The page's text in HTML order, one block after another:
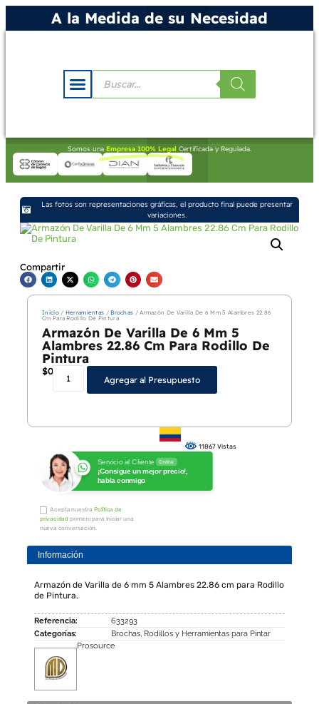
A la Medida de su Necesidad
Somos una Empresa 100% Legal Certificada y Regulada.
Las fotos son representaciones gráficas, el producto final puede presentar
variaciones.
Compartir
Inicio/ Herramientas /Brochas / Armazón De Varilla De 6 Mm 5 Alambres 22.86
Cm Para Rodillo De Pintura
Armazón De Varilla De 6 Mm 5
Alambres 22.86 Cm Para Rodillo De
Pintura
$0
Agregar al Presupuesto
Servicio al Cliente Online
¡Consigue un mejor precio!,
habla conmigo
Acepta nuestra Política de
privacidad primero para iniciar una
nueva conversación.
11867 Vistas
Información
Armazón de Varilla de 6 mm 5 Alambres 22.86 cm para Rodillo
de Pintura.
Referencia:
633293
Categorías:
Brochas, Rodillos y Herramientas para Pintar
Prosource